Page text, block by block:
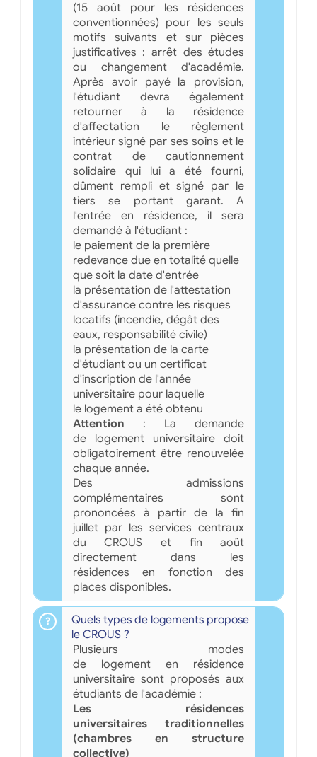
(15 août pour les résidences
conventionnées) pour les seuls
motifs suivants et sur pièces
justificatives : arrêt des études
ou changement d'académie.
Après avoir payé la provision,
l'étudiant devra également
retourner à la résidence
d'affectation le règlement
intérieur signé par ses soins et le
contrat de cautionnement
solidaire qui lui a été fourni,
dûment rempli et signé par le
tiers se portant garant. A
l'entrée en résidence, il sera
demandé à l'étudiant :
le paiement de la première
redevance due en totalité quelle
que soit la date d'entrée
la présentation de l'attestation
d'assurance contre les risques
locatifs (incendie, dégât des
eaux, responsabilité civile)
la présentation de la carte
d'étudiant ou un certificat
d'inscription de l'année
universitaire pour laquelle
le logement a été obtenu
Attention : La demande
de logement universitaire doit
obligatoirement être renouvelée
chaque année.
Des admissions
complémentaires sont
prononcées à partir de la fin
juillet par les services centraux
du CROUS et fin août
directement dans les
résidences en fonction des
places disponibles.
Quels types de logements propose
le CROUS ?
Plusieurs modes
de logement en résidence
universitaire sont proposés aux
étudiants de l'académie :
Les résidences
universitaires traditionnelles
(chambres en structure
collective)